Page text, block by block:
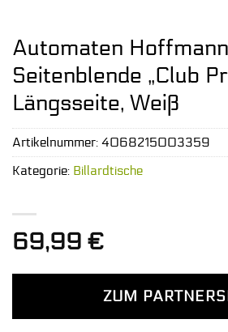
Automaten Hoffmann
Seitenblende „Club
Längsseite, Weiß
69,99 €
ZUM
Artikelnummer: 4068215003359
Kategorie: Billardtische